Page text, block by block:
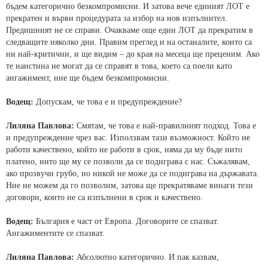
бъдем категорично безкомпромисни. И затова вече единият ЛОТ е
прекратен и върви процедурата за избор на нов изпълнител.
Предишният не се справи. Очакваме още един ЛОТ да прекратим в
следващите няколко дни. Правим преглед и на останалите, които са
ни най-критични, и ще видим – до края на месеца ще преценим. Ако
те наистина не могат да се справят в това, което са поели като
ангажимент, ние ще бъдем безкомпромисни.
Водещ: Допускам, че това е и предупреждение?
Лиляна Павлова: Смятам, че това е най-правилният подход. Това е
и предупреждение чрез вас. Използвам тази възможност. Който не
работи качествено, който не работи в срок, няма да му бъде нито
платено, нито ще му се позволи да се подиграва с нас. Съжалявам,
ако прозвучи грубо, но никой не може да се подиграва на държавата.
Ние не можем да го позволим, затова ще прекратяваме винаги тези
договори, които не са изпълнени в срок и качествено.
Водещ: България е част от Европа. Договорите се спазват.
Ангажиментите се спазват.
Лиляна Павлова: Абсолютно категорично. И пак казвам,